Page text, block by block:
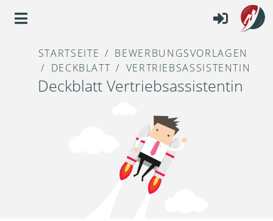
STARTSEITE
BEWERBUNGSVORLAGEN
DECKBLATT
VERTRIEBSASSISTENTIN
Deckblatt Vertriebsassistentin